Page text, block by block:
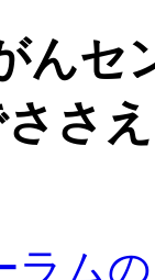
んセ
さえ
ラム